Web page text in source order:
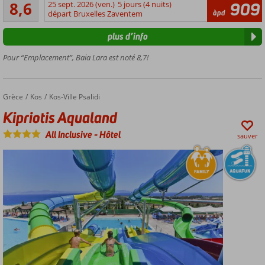
luxueuses
Parc
toboggans
Personnel
et service
de qualité
Plusieurs
restaurants
à la carte
8,6
200
commentaires
25 sept. 2026 (ven.) 5 jours (4 nuits)
départ Bruxelles Zaventem
àpd 909
Pour “Emplacement”, Baia Lara est noté 8,7!
plus d’info
Accueil
Grèce Kos Kos-Ville Psalidi
Kipriotis Aqualand
Kipriotis Aqualand
All Inclusive-Hôtel sauver